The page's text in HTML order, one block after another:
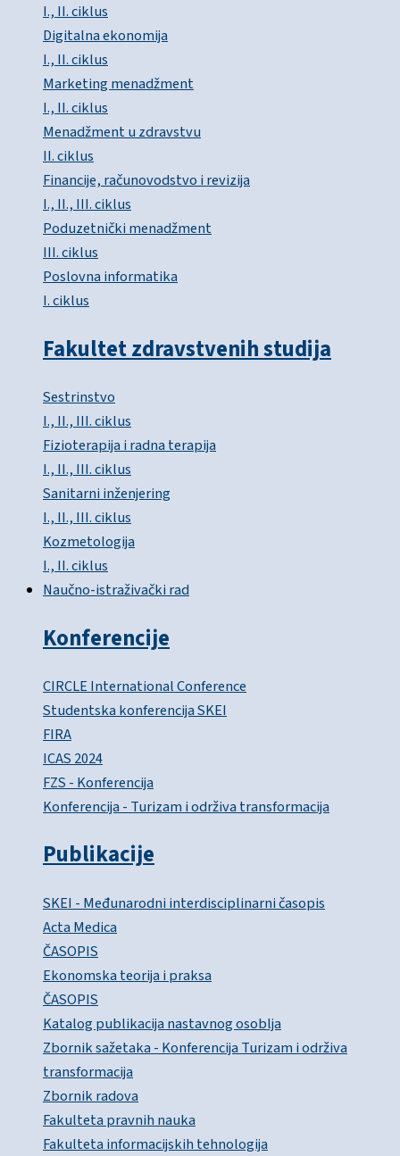
I., II. ciklus
Digitalna ekonomija
I., II. ciklus
Marketing menadžment
I., II. ciklus
Menadžment u zdravstvu
II. ciklus
Financije, računovodstvo i revizija
I., II., III. ciklus
Poduzetnički menadžment
III. ciklus
Poslovna informatika
I. ciklus
Fakultet zdravstvenih studija
Sestrinstvo
I., II., III. ciklus
Fizioterapija i radna terapija
I., II., III. ciklus
Sanitarni inženjering
I., II., III. ciklus
Kozmetologija
I., II. ciklus
Naučno-istraživački rad
Konferencije
CIRCLE International Conference
Studentska konferencija SKEI
FIRA
ICAS 2024
FZS - Konferencija
Konferencija - Turizam i održiva transformacija
Publikacije
SKEI - Međunarodni interdisciplinarni časopis
Acta Medica
ČASOPIS
Ekonomska teorija i praksa
ČASOPIS
Katalog publikacija nastavnog osoblja
Zbornik sažetaka - Konferencija Turizam i održiva
transformacija
Zbornik radova
Fakulteta pravnih nauka
Fakulteta informacijskih tehnologija